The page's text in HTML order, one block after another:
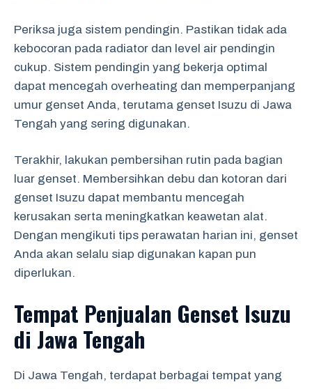
Periksa juga sistem pendingin. Pastikan tidak ada
kebocoran pada radiator dan level air pendingin
cukup. Sistem pendingin yang bekerja optimal
dapat mencegah overheating dan memperpanjang
umur genset Anda, terutama genset Isuzu di Jawa
Tengah yang sering digunakan.
Terakhir, lakukan pembersihan rutin pada bagian
luar genset. Membersihkan debu dan kotoran dari
genset Isuzu dapat membantu mencegah
kerusakan serta meningkatkan keawetan alat.
Dengan mengikuti tips perawatan harian ini, genset
Anda akan selalu siap digunakan kapan pun
diperlukan.
Tempat Penjualan Genset Isuzu
di Jawa Tengah
Di Jawa Tengah, terdapat berbagai tempat yang